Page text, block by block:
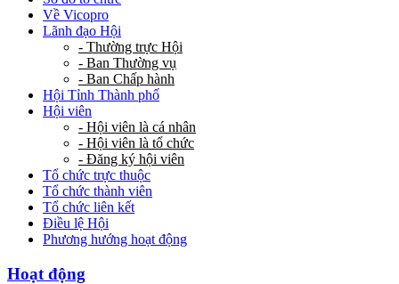
Về Vicopro
Lãnh đạo Hội
- Thường trực Hội
- Ban Thường vụ
- Ban Chấp hành
Hội Tỉnh Thành phố
Hội viên
- Hội viên là cá nhân
- Hội viên là tổ chức
- Đăng ký hội viên
Tổ chức trực thuộc
Tổ chức thành viên
Tổ chức liên kết
Điều lệ Hội
Phương hướng hoạt động
Hoạt động